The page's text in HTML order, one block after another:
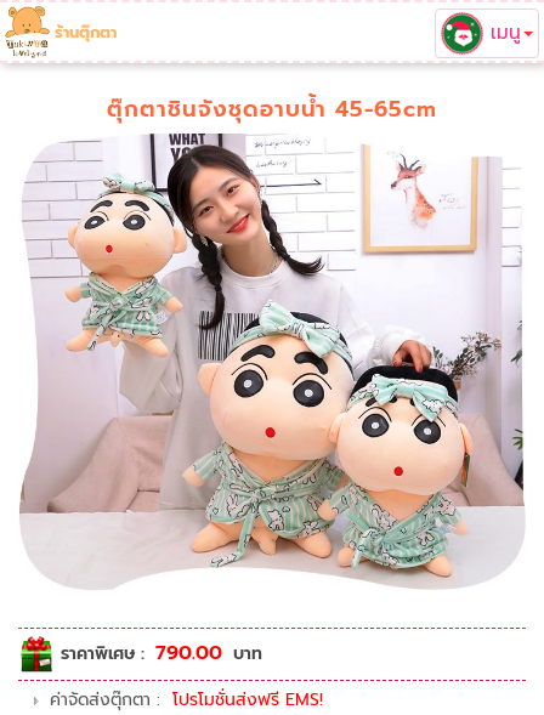
เมนู
ร้านตุ๊กตา
ตุ๊กตาชินจังชุดอาบน้ำ 45-65cm
ราคาพิเศษ : 790.00 บาท
ค่าจัดส่งตุ๊กตา : โปรโมชั่นส่งฟรี EMS!